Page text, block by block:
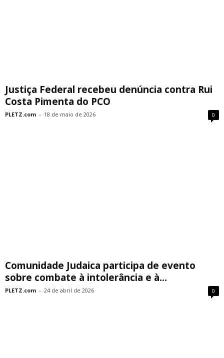
Justiça Federal recebeu denúncia contra Rui
Costa Pimenta do PCO
PLETZ.com - 18 de maio de 2026 0
Comunidade Judaica participa de evento
sobre combate à intolerância e à...
PLETZ.com - 24 de abril de 2026 0